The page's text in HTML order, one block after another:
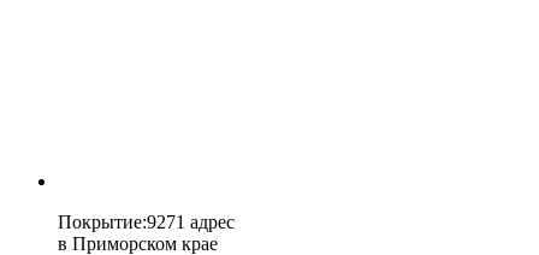
Покрытие:9271 адрес
в Приморском крае